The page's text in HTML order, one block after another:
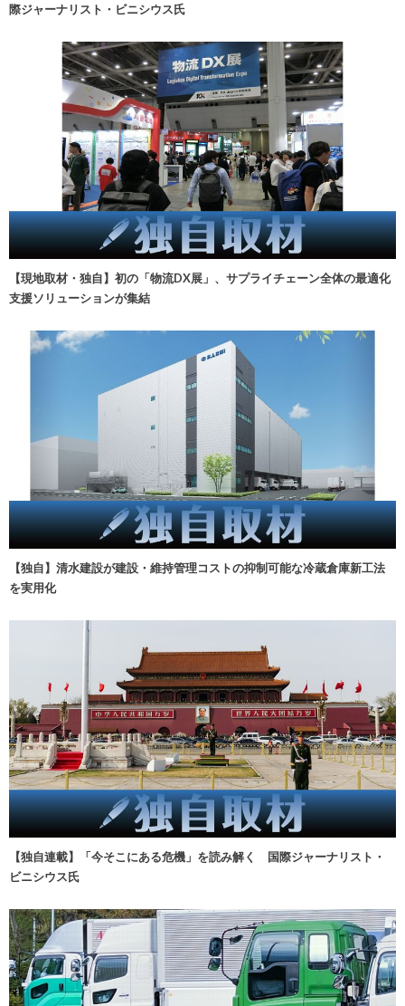
際ジャーナリスト・ビニシウス氏
【現地取材・独自】初の「物流DX展」、サプライチェーン全体の最適化
支援ソリューションが集結
【独自】清水建設が建設・維持管理コストの抑制可能な冷蔵倉庫新工法
を実用化
【独自連載】「今そこにある危機」を読み解く 国際ジャーナリスト・
ビニシウス氏